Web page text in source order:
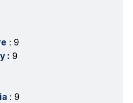
: 9
: 9
: 9